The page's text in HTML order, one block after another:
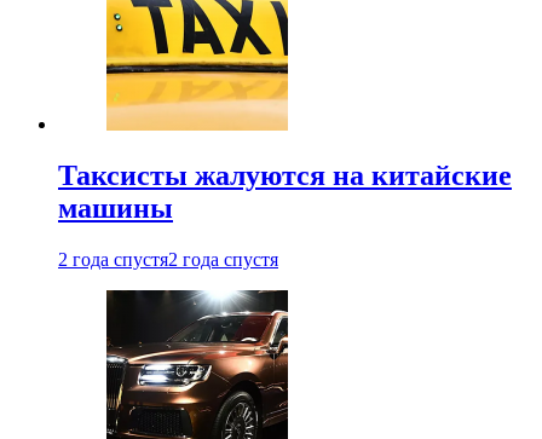
Таксисты жалуются на китайские
машины
2 года спустя2 года спустя